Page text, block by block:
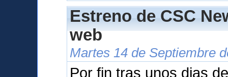
Estreno de CSC
web
Martes 14 de Septiembre
Por fin tras unos dias